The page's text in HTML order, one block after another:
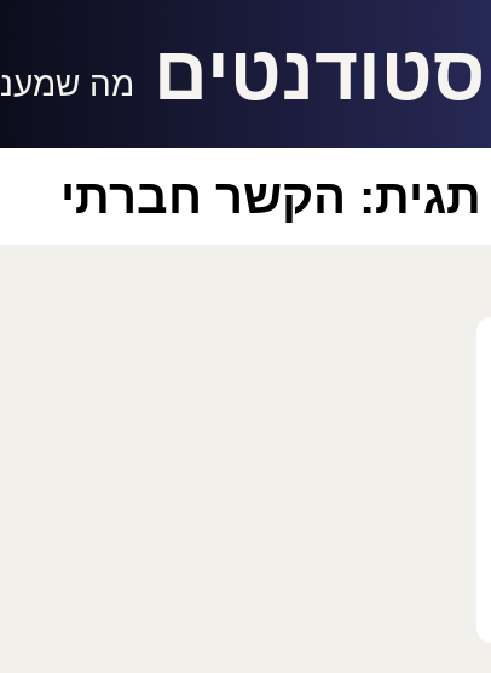
מה
תגית: הקשר חברתי